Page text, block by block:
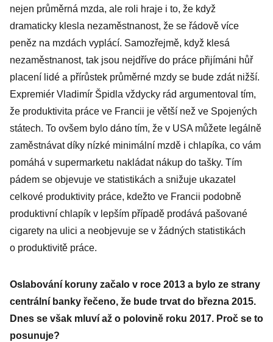
nejen průměrná mzda, ale roli hraje i to, že když
dramaticky klesla nezaměstnanost, že se řádově více
peněz na mzdách vyplácí. Samozřejmě, když klesá
nezaměstnanost, tak jsou nejdříve do práce přijímáni hůř
placení lidé a přírůstek průměrné mzdy se bude zdát nižší.
Expremiér Vladimír Špidla vždycky rád argumentoval tím,
že produktivita práce ve Francii je větší než ve Spojených
státech. To ovšem bylo dáno tím, že v USA můžete legálně
zaměstnávat díky nízké minimální mzdě i chlapíka, co vám
pomáhá v supermarketu nakládat nákup do tašky. Tím
pádem se objevuje ve statistikách a snižuje ukazatel
celkové produktivity práce, kdežto ve Francii podobně
produktivní chlapík v lepším případě prodává pašované
cigarety na ulici a neobjevuje se v žádných statistikách
o produktivitě práce.
Oslabování koruny začalo v roce 2013 a bylo ze strany
centrální banky řečeno, že bude trvat do března 2015.
Dnes se však mluví až o polovině roku 2017. Proč se to
posunuje?